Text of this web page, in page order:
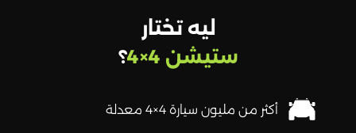
ليه تختار
ستيشن 4×4
؟
أكثر من مليون سيارة 4×4 معدلة